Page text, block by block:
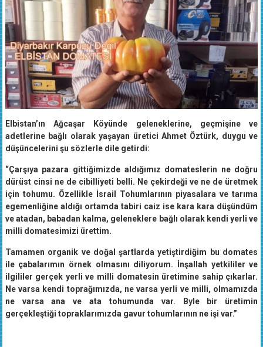
Elbistan’ın Ağcaşar Köyünde geleneklerine, geçmişine ve
adetlerine bağlı olarak yaşayan üretici Ahmet Öztürk, duygu ve
düşüncelerini şu sözlerle dile getirdi:
“Çarşıya pazara gittiğimizde aldığımız domateslerin ne doğru
dürüst cinsi ne de cibilliyeti belli. Ne çekirdeği ve ne de üretmek
için tohumu. Özellikle İsrail Tohumlarının piyasalara ve tarıma
egemenliğine aldığı ortamda tabiri caiz ise kara kara düşündüm
ve atadan, babadan kalma, geleneklere bağlı olarak kendi yerli ve
milli domatesimizi ürettim.
Tamamen organik ve doğal şartlarda yetiştirdiğim bu domates
ile çabalarımın örnek olmasını diliyorum. İnşallah yetkililer ve
ilgililer gerçek yerli ve milli domatesin üretimine sahip çıkarlar.
Ne varsa kendi toprağımızda, ne varsa yerli ve milli, olmamızda
ne varsa ana ve ata tohumunda var. Byle bir üretimin
gerçekleştiği topraklarımızda gavur tohumlarının ne işi var.”